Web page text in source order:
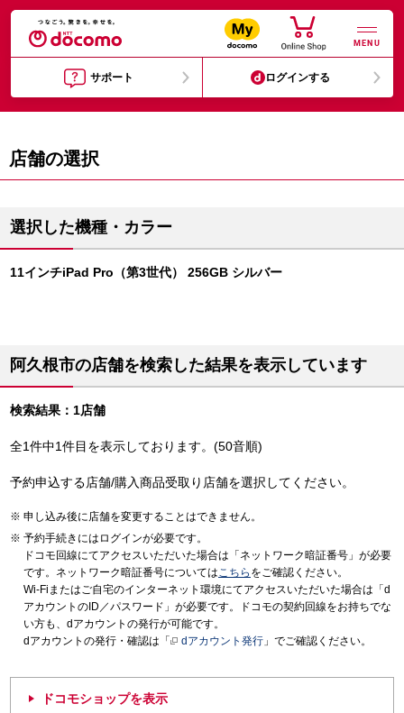
MENU
サポート ログインする
店舗の選択
選択した機種・カラー
11インチiPad Pro（第3世代） 256GB シルバー
阿久根市の店舗を検索した結果を表示しています
検索結果：1店舗
全1件中1件目を表示しております。(50音順)
予約申込する店舗/購入商品受取り店舗を選択してください。
申し込み後に店舗を変更することはできません。
予約手続きにはログインが必要です。
ドコモ回線にてアクセスいただいた場合は「ネットワーク暗証番号」が必要
です。ネットワーク暗証番号についてはこちら をご確認ください。
Wi-Fiまたはご自宅のインターネット環境にてアクセスいただいた場合は「d
アカウントのID／パスワード」が必要です。ドコモの契約回線をお持ちでな
い方も、dアカウントの発行が可能です。
dアカウントの発行・確認は「
dアカウント発行 」でご確認ください。
ドコモショップを表示